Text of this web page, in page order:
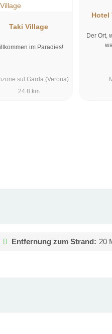
Taki Village
im Paradies!
sul Garda (Verona)
24.8 km
Hotel
Der Ort,
Entfernung zum Strand: 20